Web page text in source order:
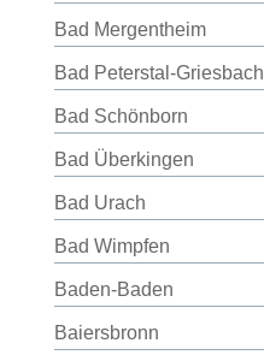
Bad Mergentheim
Bad Peterstal-Griesbach
Bad Schönborn
Bad Überkingen
Bad Urach
Bad Wimpfen
Baden-Baden
Baiersbronn